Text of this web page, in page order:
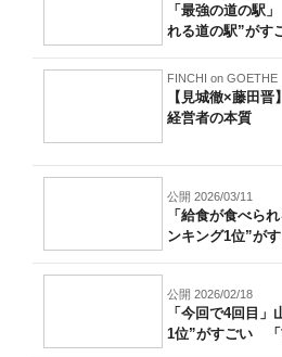
「最強の道の駅
れる道の駅”が
FINCHI on GOETHE
【見城徹×藤田
経営者の本質
公開 2026/03/11
「給食が食べら
ンキング1位”が
公開 2026/02/18
「今回で4回目
1位”がすごい 「